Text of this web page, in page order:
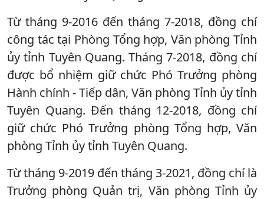
Từ tháng 9-2016 đến tháng 7-2018, đồng chí
công tác tại Phòng Tổng hợp, Văn phòng Tỉnh
ủy tỉnh Tuyên Quang. Tháng 7-2018, đồng chí
được bổ nhiệm giữ chức Phó Trưởng phòng
Hành chính - Tiếp dân, Văn phòng Tỉnh ủy tỉnh
Tuyên Quang. Đến tháng 12-2018, đồng chí
giữ chức Phó Trưởng phòng Tổng hợp, Văn
phòng Tỉnh ủy tỉnh Tuyên Quang.
Từ tháng 9-2019 đến tháng 3-2021, đồng chí là
Trưởng phòng Quản trị, Văn phòng Tỉnh ủy